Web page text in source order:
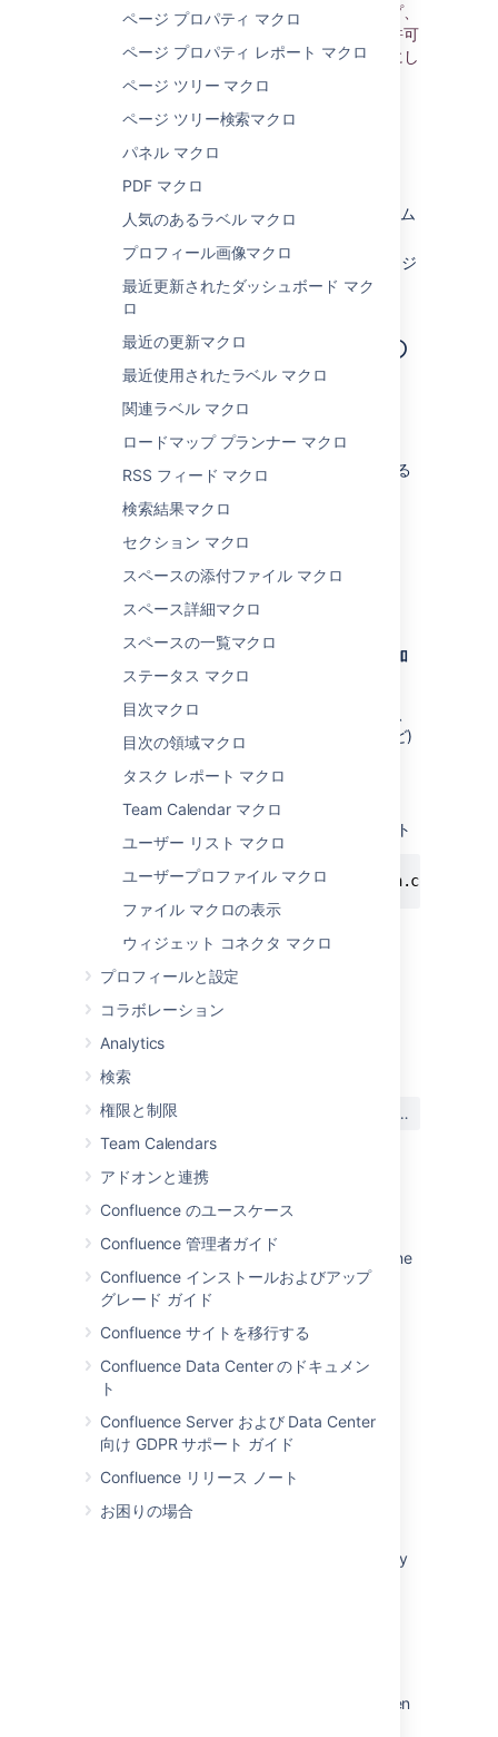
ページ プロパティ マクロ
ページ プロパティ レポート マクロ
ページ ツリー マクロ
ページ ツリー検索マクロ
パネル マクロ
PDF マクロ
人気のあるラベル マクロ
プロフィール画像マクロ
最近更新されたダッシュボード マク
ロ
最近の更新マクロ
最近使用されたラベル マクロ
関連ラベル マクロ
ロードマップ プランナー マクロ
RSS フィード マクロ
検索結果マクロ
セクション マクロ
スペースの添付ファイル マクロ
スペース詳細マクロ
スペースの一覧マクロ
ステータス マクロ
目次マクロ
目次の領域マクロ
タスク レポート マクロ
Team Calendar マクロ
ユーザー リスト マクロ
ユーザープロファイル マクロ
ファイル マクロの表示
ウィジェット コネクタ マクロ
プロフィールと設定
コラボレーション
Analytics
検索
権限と制限
Team Calendars
アドオンと連携
Confluence のユースケース
Confluence 管理者ガイド
Confluence インストールおよびアップ
グレード ガイド
Confluence サイトを移行する
Confluence Data Center のドキュメン
ト
Confluence Server および Data Center
向け GDPR サポート ガイド
Confluence リリース ノート
お困りの場合
ロを有効化してください。セルフサインアップ、
または匿名ユーザーによるコンテンツ作成を許可
している場合、このマクロは無効化したままにし
ておくことを強くおすすめします。
HTML マクロを有効化する方法
> [アプリの管理
ドロップダウンから [
し、Confluence HTML Macros
システム
リストを展開し、html (html-xhtml)
モジ
ュールを有効化します。
このマクロを追加するその
他の方法
手入力でこのマクロを追加する
」と入力してからマクロ名の入力を開始する
Wiki マークアップを使用してこのマクロを追加
これは、エディタ外部 (スペースのサイドバー、
ヘッダー、フッターのカスタム コンテンツなど)
HTML コードで構成されるテキスト
{html}<a href="http://
最終更新日: 2021 年 2 月 2 日
この内容はお役に立ちました
いいえ
関連コンテンツ
HTML table in user macro not respecting inline
style
editor
Add warning regarding HTML tags in HTML
macros in JIRA and Confluence docs
HTML Include Macro Unicode Support
Adding macro content to a page
Editing macro properties
HTML Macro is not working due to third-party
JIRA Issue Macro Will Not Render HTML When